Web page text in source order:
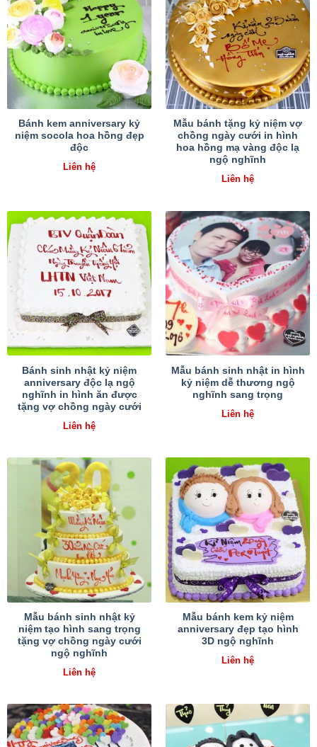
Bánh kem anniversary kỷ
niệm socola hoa hồng đẹp
độc
Liên hệ
Mẫu bánh tặng kỷ niệm vợ
chồng ngày cưới in hình
hoa hồng mạ vàng độc lạ
ngộ nghĩnh
Liên hệ
Bánh sinh nhật kỷ niệm
anniversary độc lạ ngộ
nghĩnh in hình ăn được
tặng vợ chồng ngày cưới
Liên hệ
Mẫu bánh sinh nhật in hình
kỷ niệm dễ thương ngộ
nghĩnh sang trọng
Liên hệ
Mẫu bánh sinh nhật kỷ
niệm tạo hình sang trọng
tặng vợ chồng ngày cưới
ngộ nghĩnh
Liên hệ
Mẫu bánh kem kỷ niệm
anniversary đẹp tạo hình
3D ngộ nghĩnh
Liên hệ